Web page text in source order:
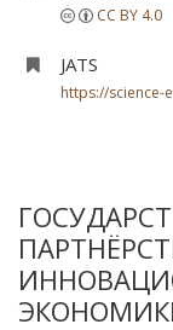
CC BY 4.0
JATS
https://science-